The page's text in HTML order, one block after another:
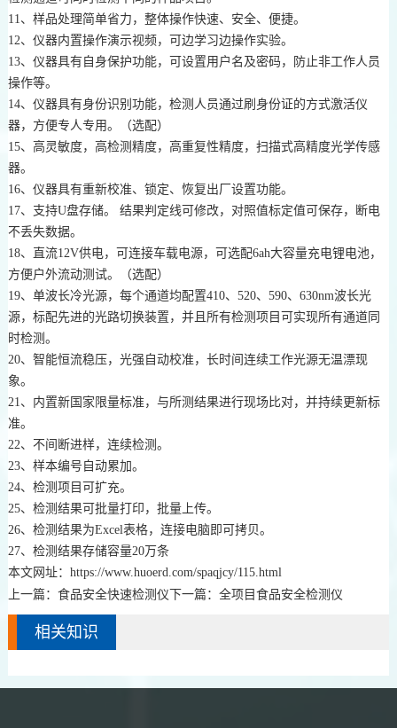
11、样品处理简单省力，整体操作快速、安全、便捷。
12、仪器内置操作演示视频，可边学习边操作实验。
13、仪器具有自身保护功能，可设置用户名及密码，防止非工作人员
操作等。
14、仪器具有身份识别功能，检测人员通过刷身份证的方式激活仪
器，方便专人专用。（选配）
15、高灵敏度，高检测精度，高重复性精度，扫描式高精度光学传感
器。
16、仪器具有重新校准、锁定、恢复出厂设置功能。
17、支持U盘存储。 结果判定线可修改，对照值标定值可保存，断电
不丢失数据。
18、直流12V供电，可连接车载电源，可选配6ah大容量充电锂电池，
方便户外流动测试。（选配）
19、单波长冷光源，每个通道均配置410、520、590、630nm波长光
源，标配先进的光路切换装置，并且所有检测项目可实现所有通道同
时检测。
20、智能恒流稳压，光强自动校准，长时间连续工作光源无温漂现
象。
21、内置新国家限量标准，与所测结果进行现场比对，并持续更新标
准。
22、不间断进样，连续检测。
23、样本编号自动累加。
24、检测项目可扩充。
25、检测结果可批量打印，批量上传。
26、检测结果为Excel表格，连接电脑即可拷贝。
27、检测结果存储容量20万条
本文网址： https://www.huoerd.com/spaqjcy/115.html
上一篇： 食品安全快速检测仪 下一篇： 全项目食品安全检测仪
相关知识